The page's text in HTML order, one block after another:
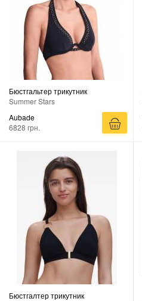
Бюстгальтер трикутник
Summer Stars
Aubade
6828 грн.
Бюстгалтер трикутник